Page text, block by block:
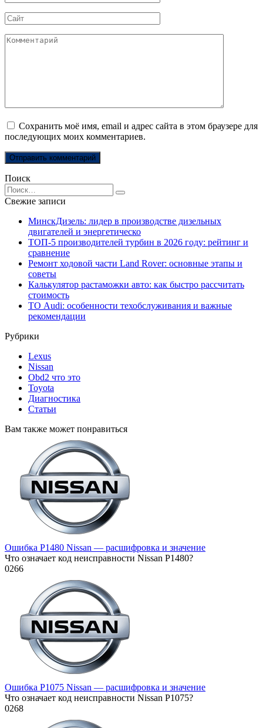
*
Сайт
Комментарий
Сохранить моё имя, email и адрес сайта в этом браузере для
последующих моих комментариев.
Поиск
Search
for:
Свежие записи
МинскДизель: лидер в производстве дизельных
двигателей и энергетическо
ТОП-5 производителей турбин в 2026 году: рейтинг и
сравнение
Ремонт ходовой части Land Rover: основные этапы и
советы
Калькулятор растаможки авто: как быстро рассчитать
стоимость
ТО Audi: особенности техобслуживания и важные
рекомендации
Рубрики
Lexus
Nissan
Obd2 что это
Toyota
Диагностика
Статьи
Вам также может понравиться
Ошибка P1480 Nissan — расшифровка и значение
Что означает код неисправности Nissan P1480?
0266
Ошибка P1075 Nissan — расшифровка и значение
Что означает код неисправности Nissan P1075?
0268